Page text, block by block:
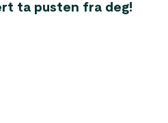
ta pusten fra deg!